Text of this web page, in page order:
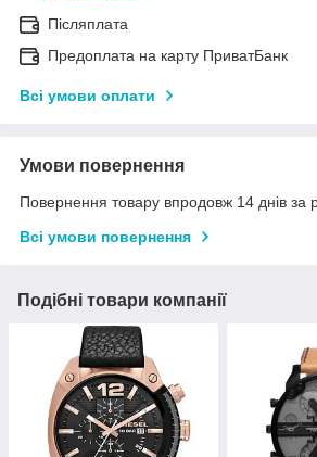
Післяплата
Предоплата на карту ПриватБанк
Всі умови оплати
Умови повернення
Повернення товару впродовж 14 днів за
Всі умови повернення
Подібні товари компанії